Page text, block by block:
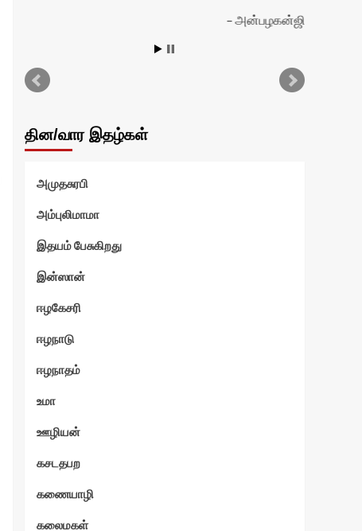
அன்பழகன்ஜி
தின/வார இதழ்கள்
அமுதசுரபி
அம்புலிமாமா
இதயம் பேசுகிறது
இன்ஸான்
ஈழகேசரி
ஈழநாடு
ஈழநாதம்
உமா
ஊழியன்
கசடதபற
கணையாழி
கலைமகள்